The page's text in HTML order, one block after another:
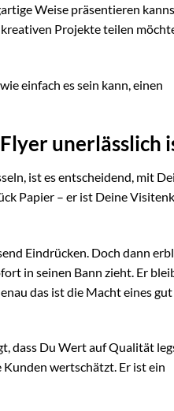
Weise präsentieren
Projekte teilen
einfach es sein kann, einen
unerlässlich
ist es entscheidend, mit
Papier – er ist Deine
Eindrücken. Doch dann
in seinen Bann zieht. Er
das ist die Macht eines gut
dass Du Wert auf Qualität
wertschätzt. Er ist ein